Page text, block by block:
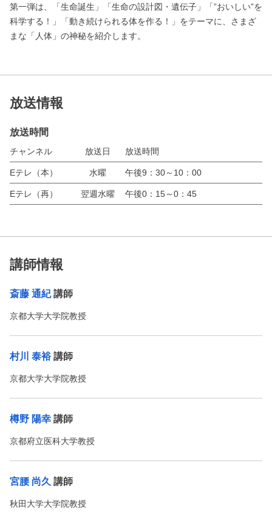
第一弾は、「生命誕生」「生命の設計図・遺伝子」「”おいしい”を
科学する！」「動き続けられる体を作る！」をテーマに、さまざ
まな「人体」の神秘を紹介します。
放送情報
放送時間
チャンネル 放送日 放送時間
Eテレ（本） 水曜 午後9：30～10：00
Eテレ（再） 翌週水曜 午後0：15～0：45
講師情報
斎藤 通紀講師
京都大学大学院教授
村川 泰裕講師
京都大学大学院教授
樽野 陽幸 講師
京都府立医科大学教授
宮腰 尚久 講師
秋田大学大学院教授